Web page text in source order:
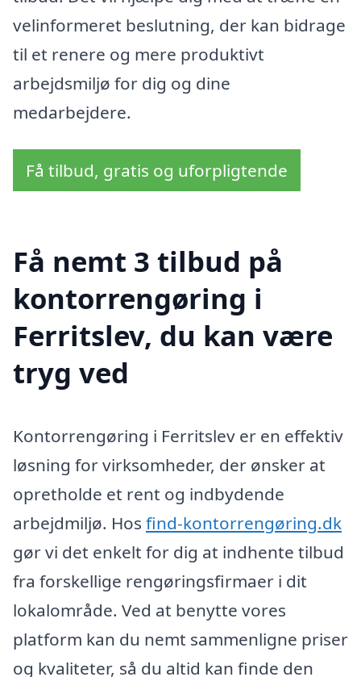
velinformeret beslutning, der kan bidrage
til et renere og mere produktivt
arbejdsmiljø for dig og dine
medarbejdere.
Få tilbud, gratis og uforpligtende
Få nemt 3 tilbud på
kontorrengøring i
Ferritslev, du kan være
tryg ved
Kontorrengøring i Ferritslev er en effektiv
løsning for virksomheder, der ønsker at
opretholde et rent og indbydende
arbejdmiljø. Hos find-kontorrengøring.dk
gør vi det enkelt for dig at indhente tilbud
fra forskellige rengøringsfirmaer i dit
lokalområde. Ved at benytte vores
platform kan du nemt sammenligne priser
og kvaliteter, så du altid kan finde den